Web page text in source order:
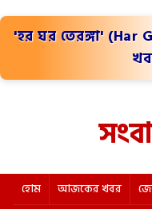
'হর ঘর তেরঙ্গা' (Har
হোম আজকের খবর